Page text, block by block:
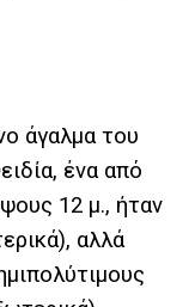
άγαλμα του
ένα από
12 μ., ήταν
αλλά